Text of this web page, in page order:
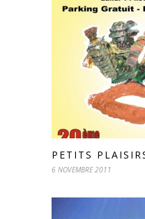
PETITS
6 NOVEMBRE 2011